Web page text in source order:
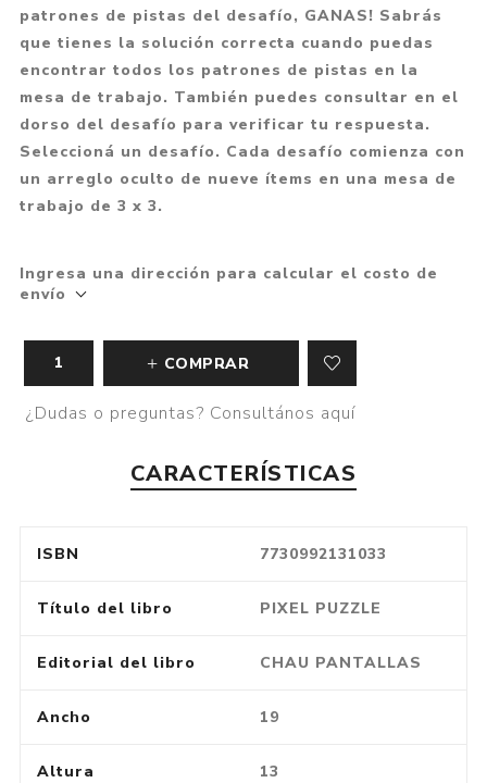
patrones de pistas del desafío, GANAS! Sabrás
que tienes la solución correcta cuando puedas
encontrar todos los patrones de pistas en la
mesa de trabajo. También puedes consultar en el
dorso del desafío para verificar tu respuesta.
Seleccioná un desafío. Cada desafío comienza con
un arreglo oculto de nueve ítems en una mesa de
trabajo de 3 x 3.
Ingresa una dirección para calcular el costo de
envío
COMPRAR
¿Dudas o preguntas? Consultános aquí
CARACTERÍSTICAS
ISBN 7730992131033
Título del libro PIXEL PUZZLE
Editorial del libro CHAU PANTALLAS
Ancho 19
Altura 13